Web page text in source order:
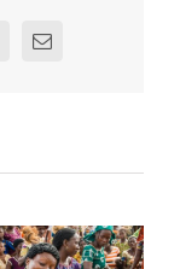
Email